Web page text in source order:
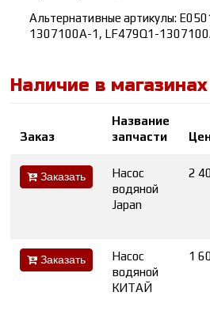
Альтернативные артикулы:
1307100A-1, LF479Q1-
Наличие в магазинах
Заказ
Название
запчасти
Заказать
Насос
водяной
Japan
2
Заказать
Насос
водяной
КИТАЙ
1